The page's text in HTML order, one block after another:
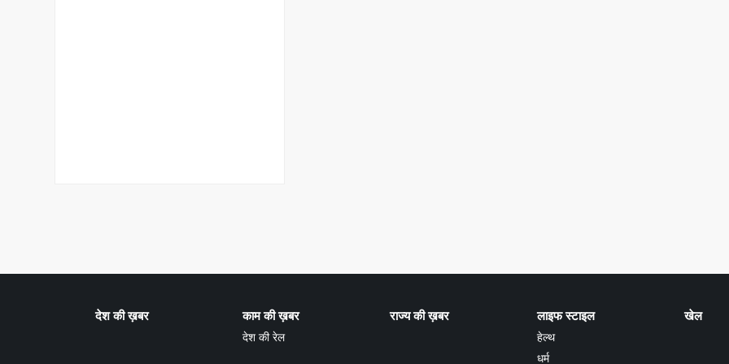
देश की ख़बर काम की ख़बर
देश की रेल
राज्य की ख़बर लाइफ स्टाइल
हेल्थ
धर्म
खेल